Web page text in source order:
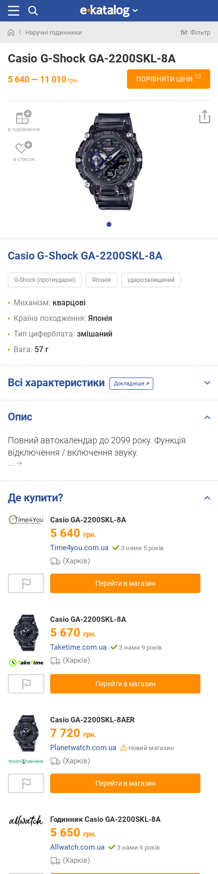
раніше
Наручні годинники Фільтр
Casio G-Shock GA-2200SKL-8A
5 640 — 11 010 грн. ПОРІВНЯТИ ЦІНИ 10
в порівняння
в список
Casio G-Shock GA-2200SKL-8A
G-Shock (протиударні) Японія ударозахищений
Механізм: кварцові
Країна походження: Японія
Тип циферблата: змішаний
Вага: 57 г
Всі характеристики Докладніше
Опис
Повний автокалендар до 2099 року. Функція
відключення / включення звуку.
...
Де купити?
Casio GA-2200SKL-8A
5 640 грн.
Time4you.com.ua
З нами 5 років
(Харків)
Перейти в магазин
Casio GA-2200SKL-8A
5 670 грн.
Taketime.com.ua
З нами 9 років
(Харків)
Перейти в магазин
Casio GA-2200SKL-8AER
7 720 грн.
Planetwatch.com.ua
Новий магазин
(Харків)
Перейти в магазин
Годинник Casio GA-2200SKL-8A
5 650 грн.
Allwatch.com.ua
З нами 6 років
(Харків)